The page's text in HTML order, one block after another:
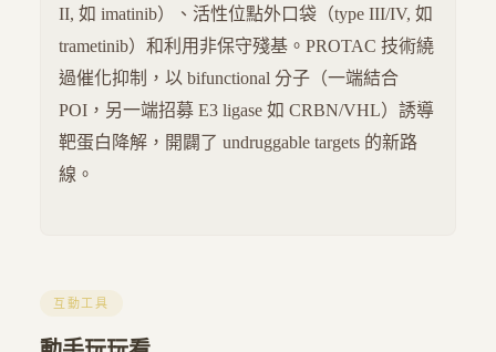
II, 如 imatinib）、活性位點外口袋（type III/IV, 如
trametinib）和利用非保守殘基。PROTAC 技術繞
過催化抑制，以 bifunctional 分子（一端結合
POI，另一端招募 E3 ligase 如 CRBN/VHL）誘導
靶蛋白降解，開闢了 undruggable targets 的新路
線。
互動工具